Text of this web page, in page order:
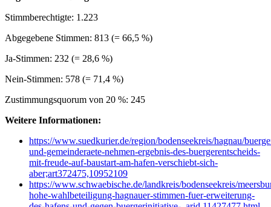
Stimmberechtigte: 1.223
Abgegebene Stimmen: 813 (= 66,5 %)
Ja-Stimmen: 232 (= 28,6 %)
Nein-Stimmen: 578 (= 71,4 %)
Zustimmungsquorum von 20 %: 245
Weitere Informationen:
https://www.suedkurier.de/region/bodenseekreis/hagnau/
und-gemeinderaete-nehmen-ergebnis-des-buergerentscheids-
mit-freude-auf-baustart-am-hafen-verschiebt-sich-
aber;art372475,10952109
https://www.schwaebische.de/landkreis/bodenseekreis/
hohe-wahlbeteiligung-hagnauer-stimmen-fuer-erweiterung-